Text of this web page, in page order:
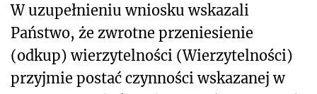
W uzupełnieniu wniosku wskazali
Państwo, że zwrotne przeniesienie
(odkup) wierzytelności (Wierzytelności)
przyjmie postać czynności wskazanej w